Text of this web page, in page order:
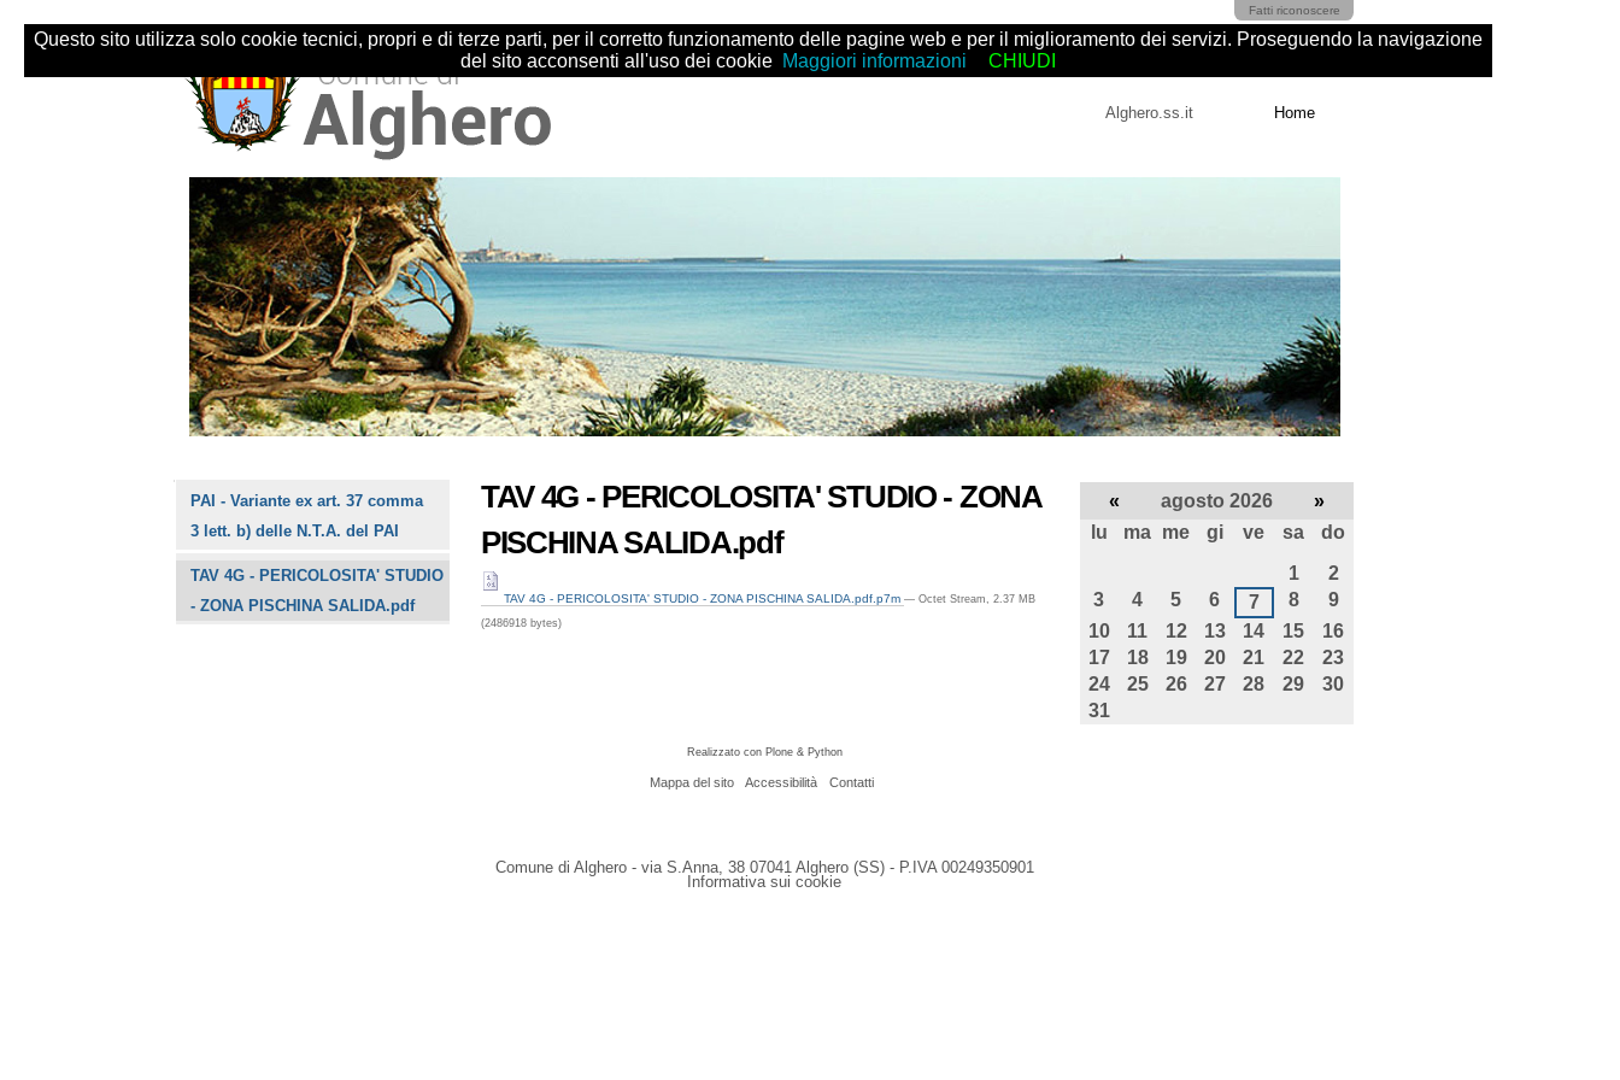
ai
contenuti.
Salta
alla
navigazione
personali
Fatti riconoscere
Sezioni
Alghero.ss.it Home
TAV 4G - PERICOLOSITA' STUDIO - ZONA
PISCHINA SALIDA.pdf
TAV 4G - PERICOLOSITA' STUDIO - ZONA PISCHINA SALIDA.pdf.p7m — Octet Stream, 2.37 MB
(2486918 bytes)
Navigazione
PAI - Variante ex art. 37 comma
3 lett. b) delle N.T.A. del PAI
TAV 4G - PERICOLOSITA' STUDIO
- ZONA PISCHINA SALIDA.pdf
« agosto 2026 »
lu ma me gi ve sa
do
1
2
3
4 5 6 7 8
9
10
11 12 13 14 15
16
17
18 19 20 21 22
23
24
25 26 27 28 29
30
31
Realizzato con Plone & Python
Mappa del sito Accessibilità Contatti
Comune di Alghero - via S.Anna, 38 07041 Alghero (SS) - P.IVA 00249350901
Informativa sui cookie
Questo sito utilizza solo cookie tecnici, propri e di terze parti, per il corretto funzionamento delle pagine web e per il miglioramento dei servizi. Proseguendo la navigazione
del sito acconsenti all'uso dei cookie
Maggiori informazioni CHIUDI